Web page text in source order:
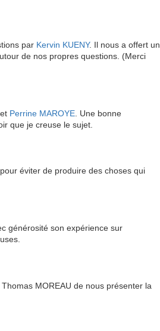
par Kervin KUENY. Il nous a offert un
de nos propres questions. (Merci
et Perrine MAROYE . Une bonne
que je creuse le sujet.
éviter de produire des choses qui
générosité son expérience sur
MOREAU de nous présenter la